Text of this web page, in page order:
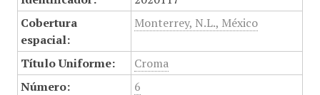
Cobertura
espacial:
Monterrey, N.L., México
Título Uniforme:
Croma
Número:
6